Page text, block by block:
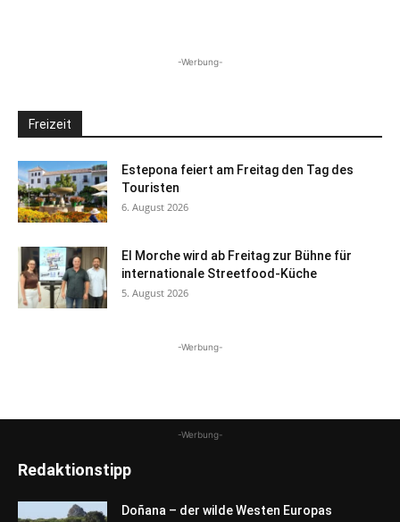
-Werbung-
Freizeit
Estepona feiert am Freitag den Tag des
Touristen
6. August 2026
El Morche wird ab Freitag zur Bühne für
internationale Streetfood-Küche
5. August 2026
-Werbung-
-Werbung-
Redaktionstipp
Doñana – der wilde Westen Europas